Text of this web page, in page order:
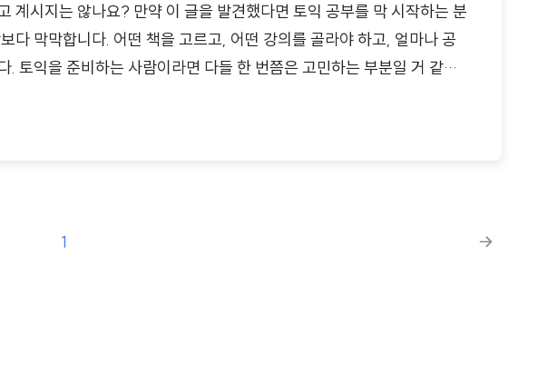
계시지는 않나요? 만약 이 글을 발견했다면 토익 공부를 막 시작하는 분
다 막막합니다. 어떤 책을 고르고, 어떤 강의를 골라야 하고, 얼마나 공
. 토익을 준비하는 사람이라면 다들 한 번쯤은 고민하는 부분일 거 같습
1